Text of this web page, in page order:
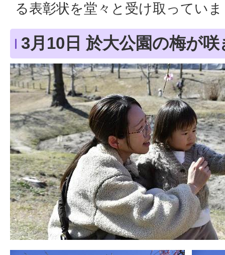
る表彰状を堂々と受け取ってい
3月10日 於大公園の梅が